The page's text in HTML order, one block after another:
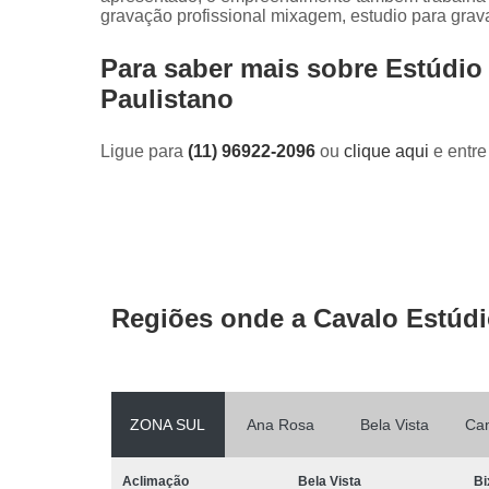
gravação profissional mixagem, estudio para
Para saber mais sobre
Paulistano
Ligue para (11) 96922-2096 ou clique aqui e
Regiões onde a Cavalo
ZONA SUL Ana Rosa Bela Vista
Aclimação Bela Vista